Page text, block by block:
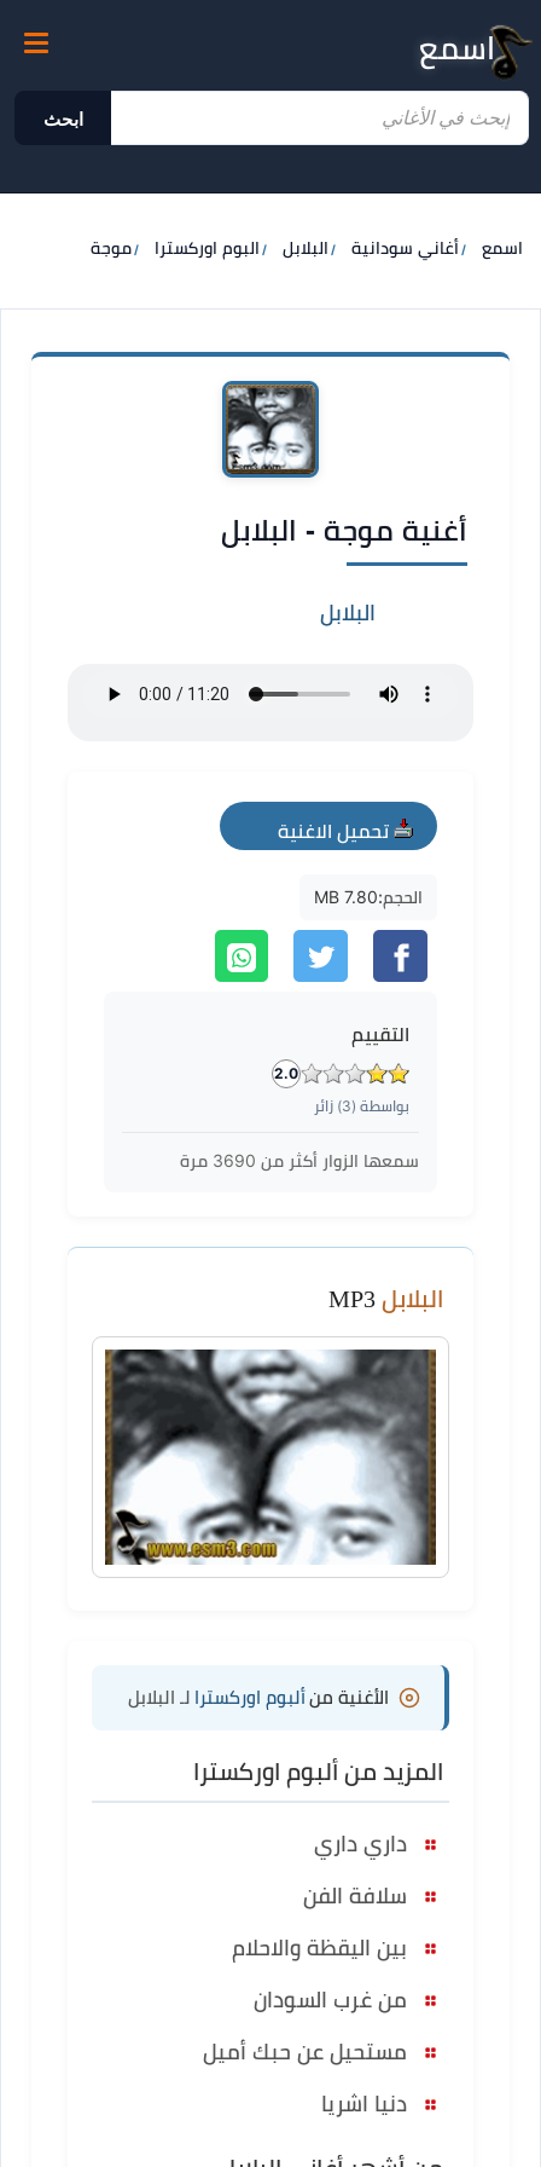
اسمع
ابحث
اسمع أغاني سودانية البلابل البوم اوركسترا موجة
أغنية موجة - البلابل
البلابل
تحميل الاغنية
mp3
الحجم:7.80 MB
التقييم
2.0
بواسطة (3) زائر
سمعها الزوار أكثر من 3690 مرة
البلابل
الأغنية منألبوم اوركسترا لـ البلابل
المزيد من ألبوم اوركسترا
داري داري
سلافة الفن
بين اليقظة والاحلام
من غرب السودان
مستحيل عن حبك أميل
دنيا اشريا